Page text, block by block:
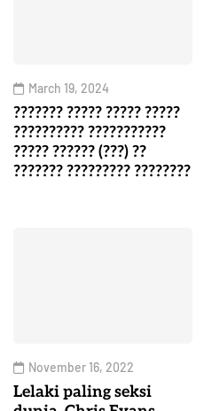
March 19, 2024
??????? ????? ????? ?????
?????????? ???????????
????? ?????? (???) ??
??????? ????????? ????????
November 16, 2022
Lelaki paling seksi